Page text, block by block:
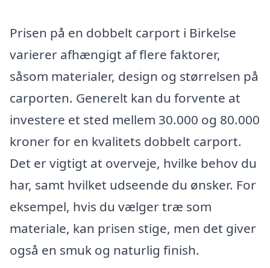
Prisen på en dobbelt carport i Birkelse
varierer afhængigt af flere faktorer,
såsom materialer, design og størrelsen på
carporten. Generelt kan du forvente at
investere et sted mellem 30.000 og 80.000
kroner for en kvalitets dobbelt carport.
Det er vigtigt at overveje, hvilke behov du
har, samt hvilket udseende du ønsker. For
eksempel, hvis du vælger træ som
materiale, kan prisen stige, men det giver
også en smuk og naturlig finish.